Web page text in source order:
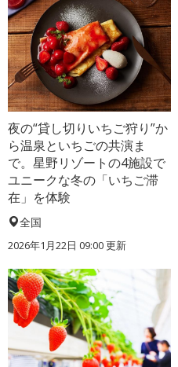
夜の“貸し切りいちご狩り”か
ら温泉といちごの共演ま
で。星野リゾートの4施設で
ユニークな冬の「いちご滞
在」を体験
全国
2026年1月22日 09:00 更新